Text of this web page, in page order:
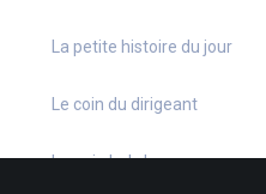
La petite histoire du jour
Le coin du dirigeant
Le quiz hebdo